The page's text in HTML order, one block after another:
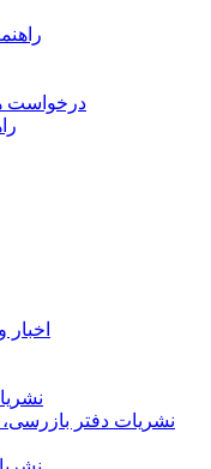
درخواست
نشريات دفتر